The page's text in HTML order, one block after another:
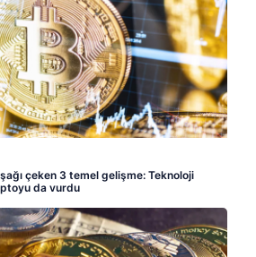
çeken 3 temel gelişme: Teknoloji
da vurdu